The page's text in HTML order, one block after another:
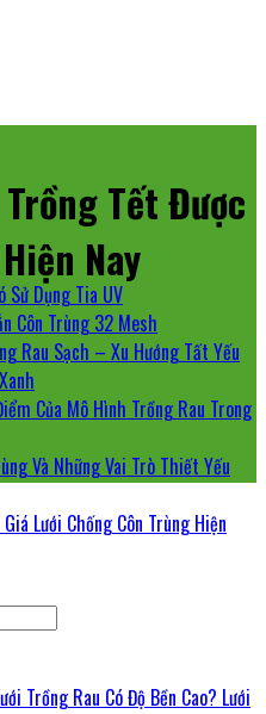
Sử Dụng Tia UV
Côn Trùng 32 Mesh
Rau Sạch – Xu Hướng Tất Yếu
Của Mô Hình Trồng Rau Trong
Và Những Vai Trò Thiết Yếu
Lưới Chống Côn Trùng Hiện
Tết Được
Nay
Lưới